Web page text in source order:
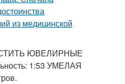
ЮВЕЛИРНЫЕ
1:53 УМЕЛАЯ